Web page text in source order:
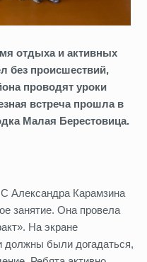
отдыха и активных
без происшествий,
проводят уроки
встреча прошла в
Малая Берестовица.
Александра Карамзина
занятие. Она провела
На экране
должны были догадаться,